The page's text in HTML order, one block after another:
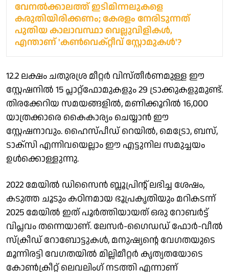
വേനല്‍ക്കാലത്ത് ഇടിമിന്നലുകളെ
കരുതിയിരിക്കണം; കേരളം നേരിടുന്നത്
പുതിയ കാലാവസ്ഥാ വെല്ലുവിളികള്‍,
എന്താണ് 'കൺവെക്റ്റീവ് സ്റ്റോമുകൾ'?
12.2 ലക്ഷം ചതുരശ്ര മീറ്റർ വിസ്തീർണമുള്ള ഈ
സ്റ്റേഷനിൽ 15 പ്ലാറ്റ്ഫോമുകളും 29 ട്രാക്കുകളുമുണ്ട്.
തിരക്കേറിയ സമയങ്ങളിൽ, മണിക്കൂറിൽ 16,000
യാത്രക്കാരെ കൈകാര്യം ചെയ്യാൻ ഈ
സ്റ്റേഷനാവും. ഹൈസ്പീഡ് റെയിൽ, മെട്രോ, ബസ്,
ടാക്സി എന്നിവയെല്ലാം ഈ എട്ടുനില സമുച്ചയം
ഉൾക്കൊള്ളുന്നു.
2022 മേയിൽ ഡിസൈൻ ബ്ലൂപ്രിന്റ് ലഭിച്ച ശേഷം,
കടുത്ത ചൂടും കഠിനമായ ഭൂപ്രകൃതിയും മറികടന്ന്
2025 മേയിൽ ഇത് പൂർത്തിയായത് ഒരു റോബർട്ട്
വിപ്ലവം തന്നെയാണ്. ലേസർ-ഗൈഡഡ് ഫോർ-വീൽ
സ്‌ക്രീഡ് റോബോട്ടുകൾ, മനുഷ്യന്റെ വേഗതയുടെ
മൂന്നിരട്ടി വേഗതയിൽ മില്ലിമീറ്റർ കൃത്യതയോടെ
കോൺക്രീറ്റ് ലെവലിംഗ് നടത്തി എന്നാണ്